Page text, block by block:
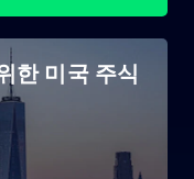
한 미국 주식